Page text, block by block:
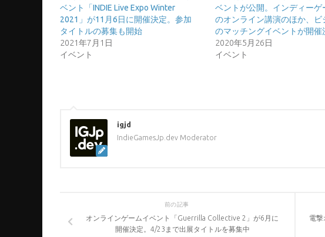
ベント「INDIE Live Expo Winter
2021」が11月6日に開催決定。参加
タイトルの募集も開始
2021年7月1日
イベント
ベントが公開。インディーゲ
のオンライン講演のほか、ビ
のマッチングイベントが開催
2020年5月26日
イベント
igjd
IndieGamesJp.dev Moderator
電撃
前の記事
オンラインゲームイベント「Guerrilla Collective 2」が6月に
開催決定。4/23まで出展タイトルを募集中